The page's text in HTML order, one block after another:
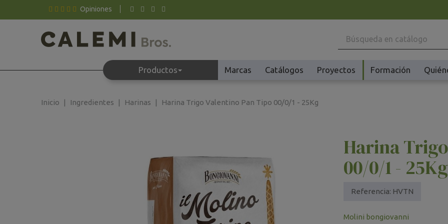
Opiniones
Productos
Maquinaria
Accesorios Creperas y Gofreras
Fermentadores y Cocedores
Fundidores Chocolate
Marcas Catálogos Proyectos Formación
Inicio Ingredientes Harinas Harina Trigo Valentino Pan Tipo 00/0/1 - 25Kg
Harina
00/0/1 - 25Kg
Referencia: HVTN
Molini bongiovanni